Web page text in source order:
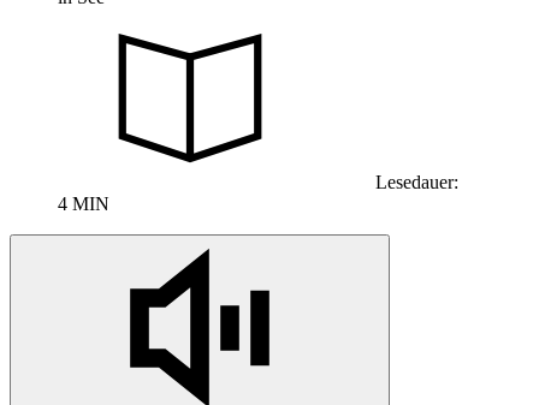
Lesedauer:
4 MIN